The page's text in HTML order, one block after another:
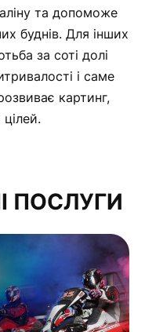
та допоможе
буднів. Для інших
за соті долі
і саме
картинг,
ПОСЛУГИ